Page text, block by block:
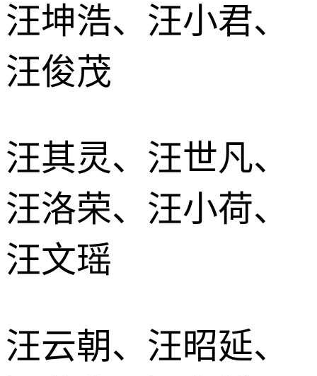
汪坤浩、汪小君、
汪俊茂
汪其灵、汪世凡、
汪洛荣、汪小荷、
汪文瑶
汪云朝、汪昭延、